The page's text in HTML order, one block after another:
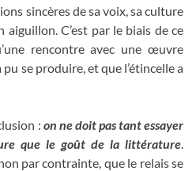
sincères de sa voix, sa culture
C’est par le biais de ce
rencontre avec une œuvre
se produire, et que l’étincelle a
: on ne doit pas tant essayer
que le goût de la littérature
par contrainte, que le relais se